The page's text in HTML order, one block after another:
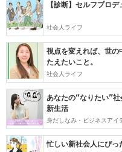
【診断】セルフプロ
社会人ライフ
視点を変えれば、世
たえたいこと。
社会人ライフ
あなたの“なりたい”
新生活
身だしなみ・ビジネスアイ
忙しい新社会人にぴ